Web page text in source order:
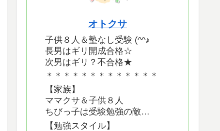
オトクサ
子供８人＆塾なし受験 (^^♪
長男はギリ開成合格☆
次男はギリ？不合格★
＊＊＊＊＊＊＊＊＊＊＊＊＊
【家族】
ママクサ＆子供８人
ちびっ子は受験勉強の敵…
【勉強スタイル】